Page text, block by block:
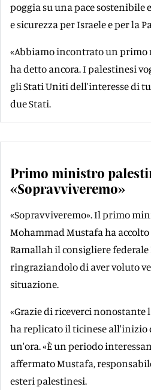
poggia su una pace sostenibile
e sicurezza per Israele e per la
«Abbiamo incontrato un primo
ha detto ancora. I palestinesi
gli Stati Uniti dell'interesse di
due Stati.
Primo ministro
«Sopravviveremo»
«Sopravviveremo». Il primo
Mohammad Mustafa ha
Ramallah il consigliere federale
ringraziandolo di aver voluto
situazione.
«Grazie di riceverci
ha replicato il ticinese
un'ora. «È un periodo
affermato Mustafa,
esteri palestinesi.